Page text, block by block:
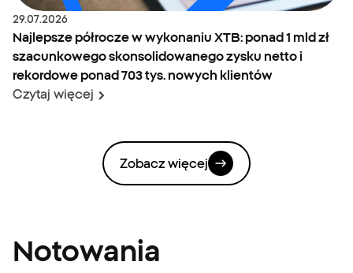
Data:
29.07.2026
Najlepsze półrocze w wykonaniu XTB: ponad 1 mld zł
szacunkowego skonsolidowanego zysku netto i
rekordowe ponad 703 tys. nowych klientów
Czytaj więcej
Zobacz więcej
Notowania